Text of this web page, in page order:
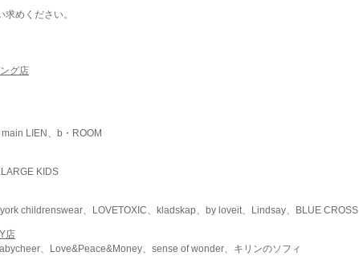
めください。
グ店
LIEN、b・ROOM
KIDS
childrenswear、LOVETOXIC、kladskap、by loveit、Lindsay、BLUE CROSS
店
、Love&Peace&Money、sense of wonder、キリンのソフィ